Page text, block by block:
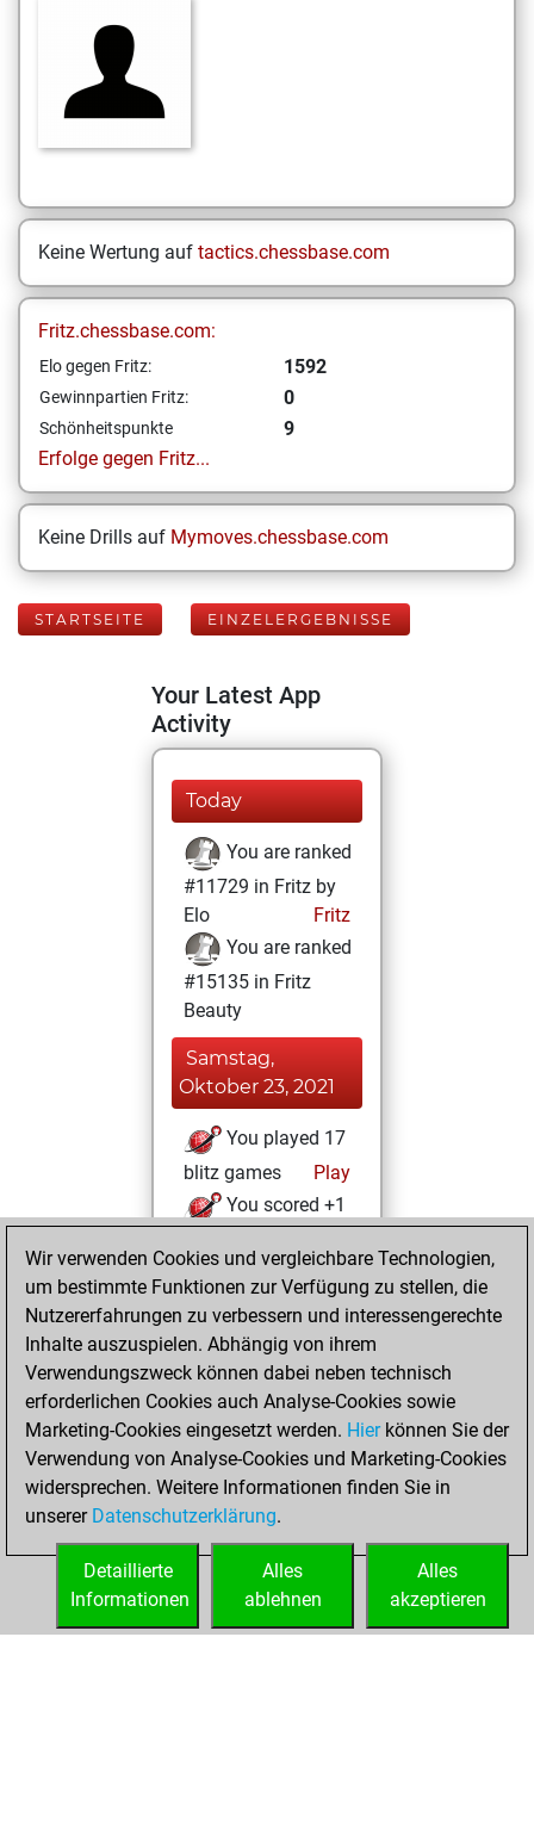
Keine Wertung auf tactics.chessbase.com
Fritz.chessbase.com:
Elo gegen Fritz: 1592
Gewinnpartien Fritz: 0
Schönheitspunkte
9
Erfolge gegen Fritz...
Keine Drills auf Mymoves.chessbase.com
STARTSEITE EINZELERGEBNISSE
Your Latest App
Activity
Today
You are ranked
#11729 in Fritz by
Elo
Fritz
You are ranked
#15135 in Fritz
Beauty
Samstag,
Oktober 23, 2021
You played 17
blitz games
Play
You scored +1
Montag, April 26,
2021
You achieved a
BeautyScore of 9
Fritz
You
achieved a new Elo
of 1592
You created
your Fritz account
Wir verwenden Cookies und vergleichbare Technologien,
um bestimmte Funktionen zur Verfügung zu stellen, die
Nutzererfahrungen zu verbessern und interessengerechte
Inhalte auszuspielen. Abhängig von ihrem
Verwendungszweck können dabei neben technisch
erforderlichen Cookies auch Analyse-Cookies sowie
Marketing-Cookies eingesetzt werden. Hierkönnen Sie der
Verwendung von Analyse-Cookies und Marketing-Cookies
widersprechen. Weitere Informationen finden Sie in
unserer Datenschutzerklärung.
Alles
akzeptieren
Alles
ablehnen
Detaillierte
Informationen